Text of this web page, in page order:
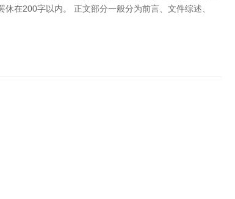
在200字以内。 正文部分一般分为前言、文件综述、